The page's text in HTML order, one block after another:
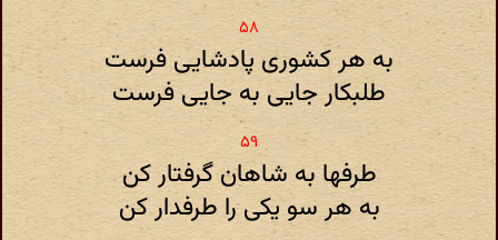
به هر کشوری پادشایی فرست
طلبکار جایی به جایی فرست
طرفها به شاهان گرفتار کن
به هر سو یکی را طرفدار کن